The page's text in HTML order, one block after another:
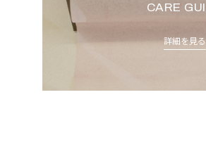
CARE
詳細を見る